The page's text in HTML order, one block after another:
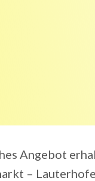
Angebot
–